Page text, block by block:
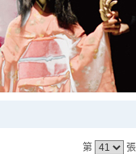
第